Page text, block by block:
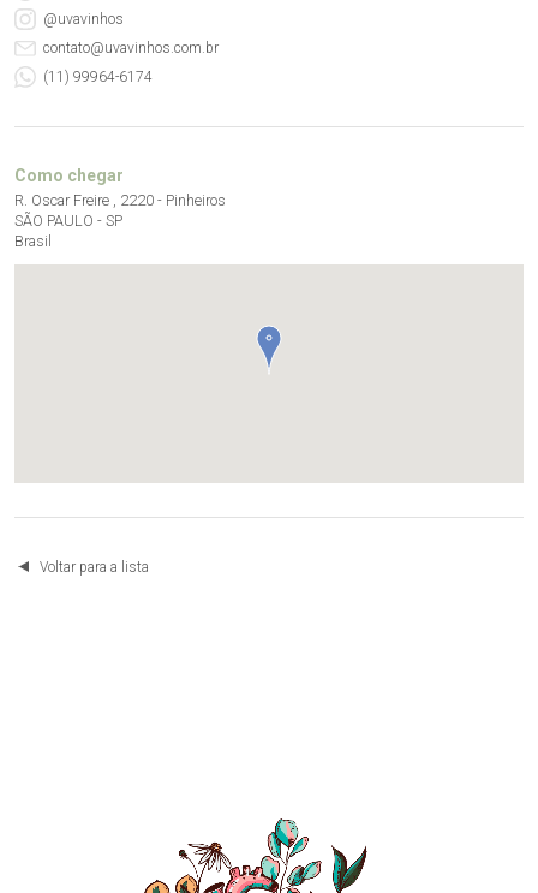
@uvavinhos
contato@uvavinhos.com.br
(11) 99964-6174
Como chegar
R. Oscar Freire , 2220 - Pinheiros
SÃO PAULO - SP
Brasil
Voltar para a lista